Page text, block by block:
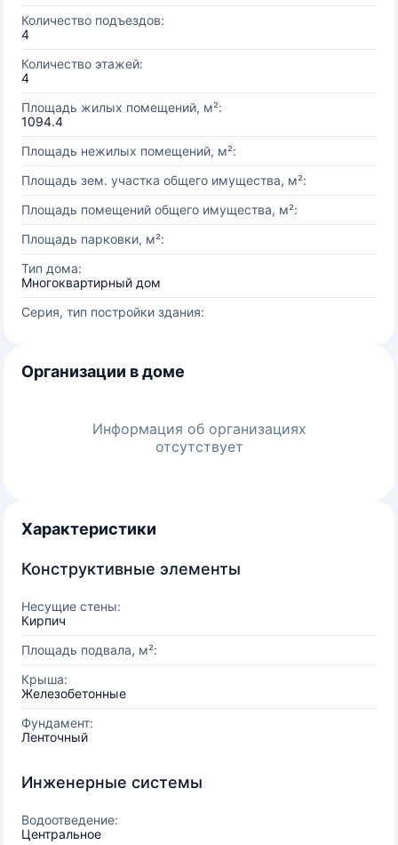
Количество подъездов:
4
Количество этажей:
4
Площадь жилых помещений, м²:
1094.4
Площадь нежилых помещений, м²:
Площадь зем. участка общего имущества, м²:
Площадь помещений общего имущества, м²:
Площадь парковки, м²:
Тип дома:
Многоквартирный дом
Серия, тип постройки здания:
Организации в доме
Информация об организациях
отсутствует
Характеристики
Конструктивные элементы
Несущие стены:
Кирпич
Площадь подвала, м²:
Крыша:
Железобетонные
Фундамент:
Ленточный
Инженерные системы
Водоотведение:
Центральное